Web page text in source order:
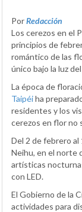
PorRedacción
Los cerezos en el
principios de
romántico de las
único bajo la luz
La época de
Taipéiha
residentes y los
cerezos en flor no
Del 2 de febrero al
Neihu, en el norte
artísticas
con LED.
El Gobierno de la
actividades para